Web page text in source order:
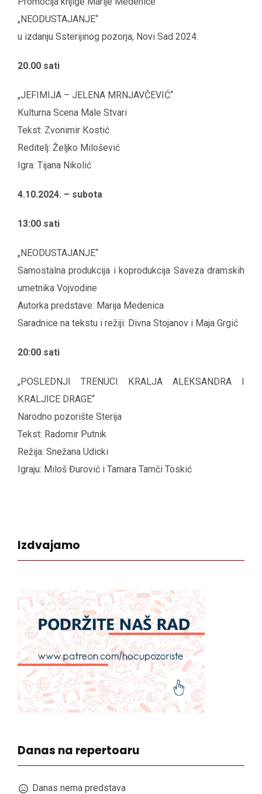
„NEODUSTAJANJE“
u izdanju Ssterijinog pozorja, Novi Sad 2024.
20.00 sati
„JEFIMIJA – JELENA MRNJAVČEVIĆ“
Кulturna Scena Male Stvari
Tekst: Zvonimir Кostić
Reditelj: Željko Milošević
Igra: Tijana Nikolić
4.10.2024. – subota
13:00 sati
„NEODUSTAJANJE“
Samostalna produkcija i koprodukcija Saveza dramskih
umetnika Vojvodine
Autorka predstave: Marija Medenica
Saradnice na tekstu i režiji: Divna Stojanov i Maja Grgić
20:00 sati
„POSLEDNJI TRENUCI КRALJA ALEКSANDRA I
КRALJICE DRAGE“
Narodno pozorište Sterija
Tekst: Radomir Putnik
Režija: Snežana Udicki
Igraju: Miloš Đurović i Tamara Tamči Toskić
Izdvajamo
Danas na repertoaru
Danas nema predstava